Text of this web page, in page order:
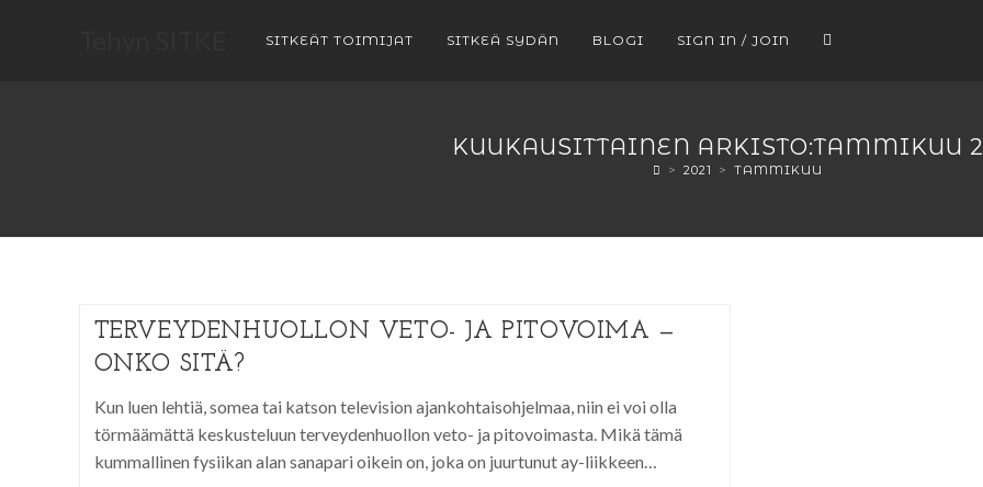
SITKEÄT TOIMIJAT SITKEÄ SYDÄN BLOGI SIGN IN / JOIN
KUUKAUSITTAINEN ARKISTO:TAMMIKUU
> 2021 > TAMMIKUU
TERVEYDENHUOLLON VETO- JA PITOVOIMA —
ONKO SITÄ?
Kun luen lehtiä, somea tai katson television ajankohtaisohjelmaa, niin ei voi olla
törmäämättä keskusteluun terveydenhuollon veto- ja pitovoimasta. Mikä tämä
kummallinen fysiikan alan sanapari oikein on, joka on juurtunut ay-liikkeen…